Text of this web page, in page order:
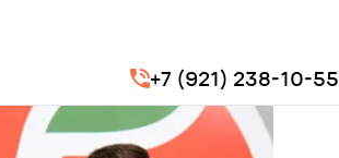
+7 (921) 238-10-55
Транспорт на мероприятия
«ПЯТЁРОЧКИ»